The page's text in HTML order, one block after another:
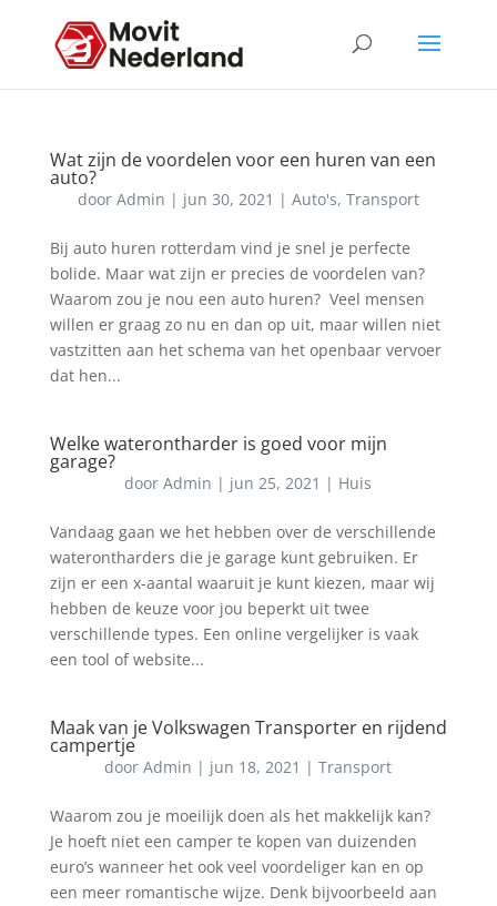
Wat zijn de voordelen voor een huren van een
auto?
door Admin | jun 30, 2021 | Auto's, Transport
Bij auto huren rotterdam vind je snel je perfecte
bolide. Maar wat zijn er precies de voordelen van?
Waarom zou je nou een auto huren? Veel mensen
willen er graag zo nu en dan op uit, maar willen niet
vastzitten aan het schema van het openbaar vervoer
dat hen...
Welke waterontharder is goed voor mijn
garage?
doorAdmin | jun 25, 2021 | Huis
Vandaag gaan we het hebben over de verschillende
waterontharders die je garage kunt gebruiken. Er
zijn er een x-aantal waaruit je kunt kiezen, maar wij
hebben de keuze voor jou beperkt uit twee
verschillende types. Een online vergelijker is vaak
een tool of website...
Maak van je Volkswagen Transporter en rijdend
campertje
doorAdmin | jun 18, 2021 |Transport
Waarom zou je moeilijk doen als het makkelijk kan?
Je hoeft niet een camper te kopen van duizenden
euro’s wanneer het ook veel voordeliger kan en op
een meer romantische wijze. Denk bijvoorbeeld aan